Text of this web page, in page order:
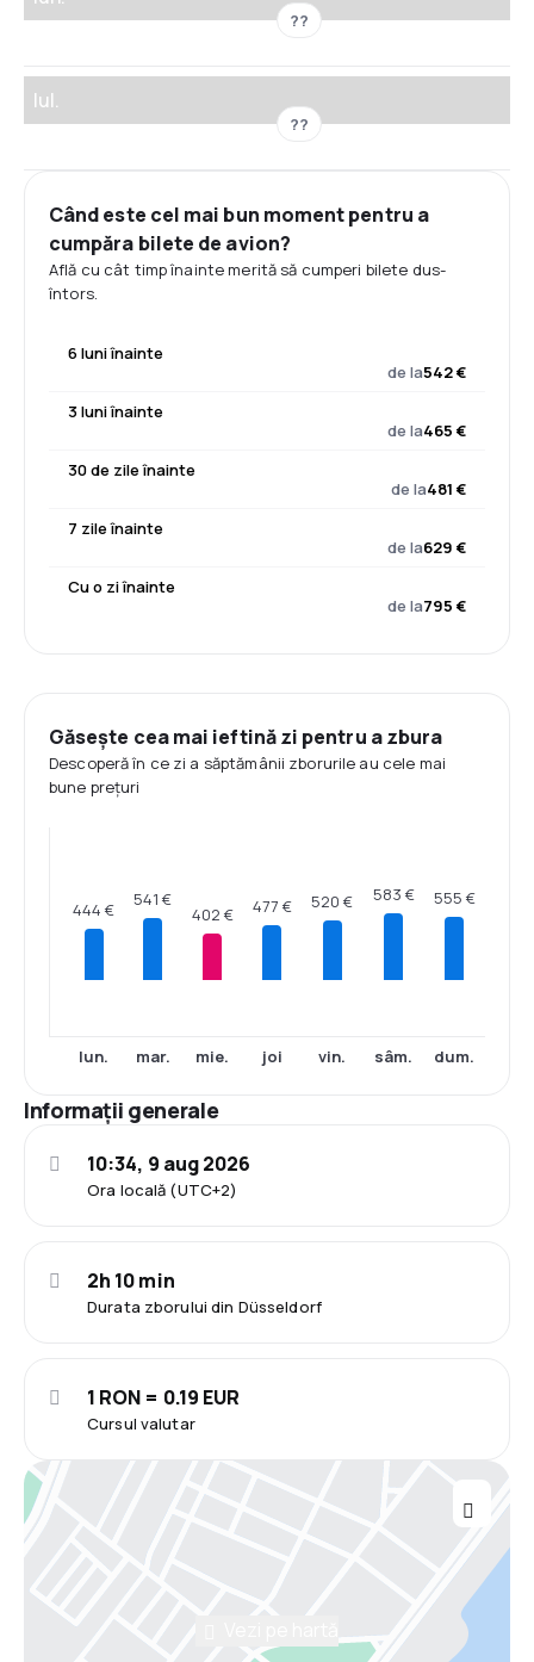
??
Iul.
??
Când este cel mai bun moment pentru a
cumpăra bilete de avion?
Află cu cât timp înainte merită să cumperi bilete dus-
întors.
6 luni înainte
de la542 €
3 luni înainte
de la465 €
30 de zile înainte
de la481 €
7 zile înainte
de la629 €
Cu o zi înainte
de la795 €
Găsește cea mai ieftină zi pentru a zbura
Descoperă în ce zi a săptămânii zborurile au cele mai
bune prețuri
444 €
lun.
541 €
mar.
402 €
mie.
477 €
joi
520 €
vin.
583 €
sâm.
555 €
dum.
Informații generale
Ora locală (UTC+2)
10:34, 9 aug 2026
Durata zborului din Düsseldorf
2h 10 min
Cursul valutar
1 RON = 0.19 EUR